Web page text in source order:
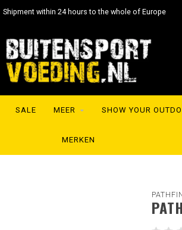
Shipment within 24 hours to the whole of Europe
SALE MEER SHOW YOUR
MERKEN